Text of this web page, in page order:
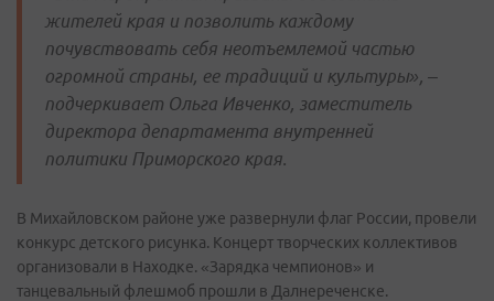
жителей края и позволить каждому
почувствовать себя неотъемлемой частью
огромной страны, ее традиций и культуры», –
подчеркивает Ольга Ивченко, заместитель
директора департамента внутренней
политики Приморского края.
В Михайловском районе уже развернули флаг России, провели
конкурс детского рисунка. Концерт творческих коллективов
организовали в Находке. «Зарядка чемпионов» и
танцевальный флешмоб прошли в Далнереченске.